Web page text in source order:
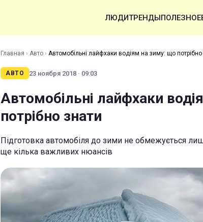
ЛЮДИТРЕНДЫПОЛЕЗНОЕ
Главная › Авто › Автомобільні лайфхаки водіям на зиму: що потрібно
АВТО 23 ноября 2018 · 09:03
Автомобільні лайфхаки
потрібно знати
Підготовка автомобіля до зими не обмежується
ще кілька важливих нюансів